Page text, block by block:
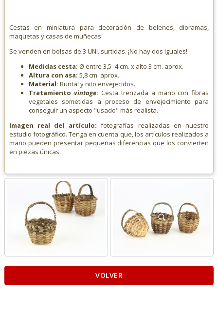
Cestas en miniatura para decoración de belenes, dioramas,
maquetas y casas de muñecas.
Se venden en bolsas de 3 UNI. surtidas. ¡No hay dos iguales!
Medidas cesta: Ø entre 3,5 -4 cm. x alto 3 cm. aprox.
Altura con asa: 5,8 cm. aprox.
Material: Buntal y nito envejecidos.
Tratamiento vintage: Cesta trenzada a mano con fibras
vegetales sometidas a proceso de envejecimiento para
conseguir un aspecto "usado" más realista.
Imagen real del artículo: fotografías realizadas en nuestro
estudio fotográfico. Tenga en cuenta que, los artículos realizados a
mano pueden presentar pequeñas diferencias que los convierten
en piezas únicas.
VOLVER